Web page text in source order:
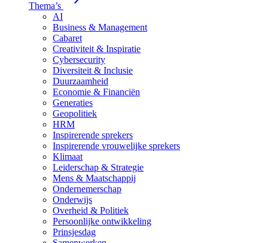
Thema’s
AI
Business & Management
Cabaret
Creativiteit & Inspiratie
Cybersecurity
Diversiteit & Inclusie
Duurzaamheid
Economie & Financiën
Generaties
Geopolitiek
HRM
Inspirerende sprekers
Inspirerende vrouwelijke sprekers
Klimaat
Leiderschap & Strategie
Mens & Maatschappij
Ondernemerschap
Onderwijs
Overheid & Politiek
Persoonlijke ontwikkeling
Prinsjesdag